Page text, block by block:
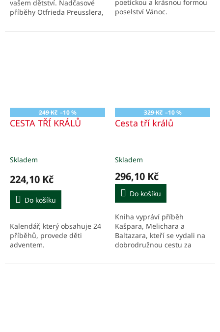
vašem dětství. Nadčasové
příběhy Otfrieda Preusslera,
dotknou srdcí malých i
poetickou a krásnou formou
poselství Vánoc.
249 Kč –10 %
CESTA TŘÍ KRÁLŮ
Skladem
224,10 Kč
Do košíku
Kalendář, který obsahuje 24
příběhů, provede děti
adventem.
329 Kč –10 %
Cesta tří králů
Skladem
296,10 Kč
Do košíku
Kniha vypráví příběh
Kašpara, Melichara a
Baltazara, kteří se vydali na
dobrodružnou cestu za